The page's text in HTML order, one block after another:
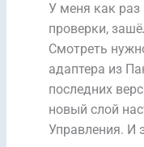
У меня как раз
проверки,
Смотреть
адаптера из
последних
новый слой
Управления. И